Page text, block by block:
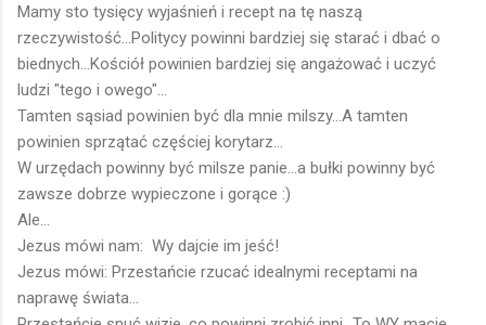
Mamy sto tysięcy wyjaśnień i recept na tę naszą
rzeczywistość...Politycy powinni bardziej się starać i dbać o
biednych...Kościół powinien bardziej się angażować i uczyć
ludzi "tego i owego"...
Tamten sąsiad powinien być dla mnie milszy...A tamten
powinien sprzątać częściej korytarz...
W urzędach powinny być milsze panie...a bułki powinny być
zawsze dobrze wypieczone i gorące :)
Ale...
Jezus mówi nam: Wy dajcie im jeść!
Jezus mówi: Przestańcie rzucać idealnymi receptami na
naprawę świata...